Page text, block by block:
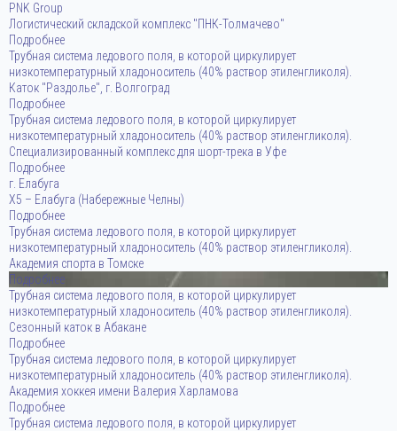
PNK Group
Логистический складской комплекс "ПНК-Толмачево"
Подробнее
Трубная система ледового поля, в которой циркулирует
низкотемпературный хладоноситель (40% раствор этиленгликоля).
Каток "Раздолье", г. Волгоград
Подробнее
Трубная система ледового поля, в которой циркулирует
низкотемпературный хладоноситель (40% раствор этиленгликоля).
Специализированный комплекс для шорт-трека в Уфе
Подробнее
г. Елабуга
Х5 – Елабуга (Набережные Челны)
Подробнее
Трубная система ледового поля, в которой циркулирует
низкотемпературный хладоноситель (40% раствор этиленгликоля).
Академия спорта в Томске
Подробнее
Трубная система ледового поля, в которой циркулирует
низкотемпературный хладоноситель (40% раствор этиленгликоля).
Сезонный каток в Абакане
Подробнее
Трубная система ледового поля, в которой циркулирует
низкотемпературный хладоноситель (40% раствор этиленгликоля).
Aкадемия хоккея имени Валерия Харламова
Подробнее
Трубная система ледового поля, в которой циркулирует